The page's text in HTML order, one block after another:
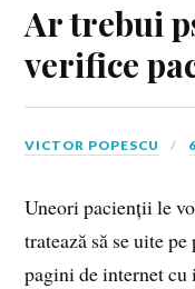
Ar trebui
verifice
VICTOR POPESCU
Uneori pacienții le
tratează să se uite
pagini de internet cu